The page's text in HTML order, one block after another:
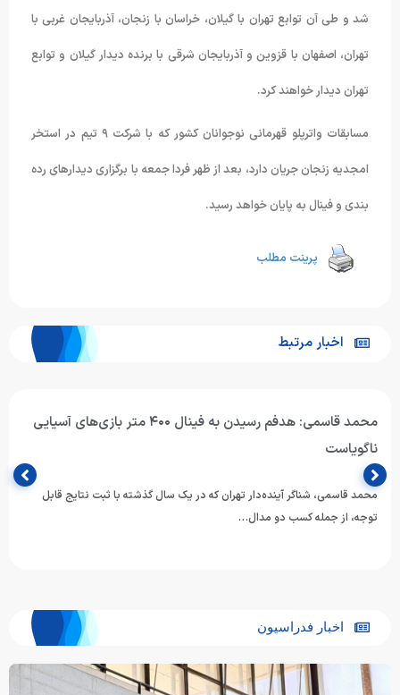
شد و طی آن توابع تهران با گیلان، خراسان با زنجان، آذربایجان غربی با
تهران، اصفهان با قزوین و آذربایجان شرقی با برنده دیدار گیلان و توابع
تهران دیدار خواهند کرد.
مسابقات واترپلو قهرمانی نوجوانان کشور که با شرکت ٩ تیم در استخر
امجدیه زنجان جریان دارد، بعد از ظهر فردا جمعه با برگزاری دیدارهای رده
بندی و فینال به پایان خواهد رسید.
پرینت مطلب
اخبار مرتبط
محمد قاسمی: هدفم رسیدن به فینال ۴۰۰ متر بازی‌های آسیایی
ناگویاست
محمد قاسمی، شناگر آینده‌دار تهران که در یک سال گذشته با ثبت نتایج قابل
توجه، از جمله کسب دو مدال…
اخبار فدراسیون